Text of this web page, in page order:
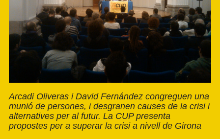
Arcadi Oliveras i David Fernández congreguen una
munió de persones, i desgranen causes de la crisi i
alternatives per al futur. La CUP presenta
propostes per a superar la crisi a nivell de Girona